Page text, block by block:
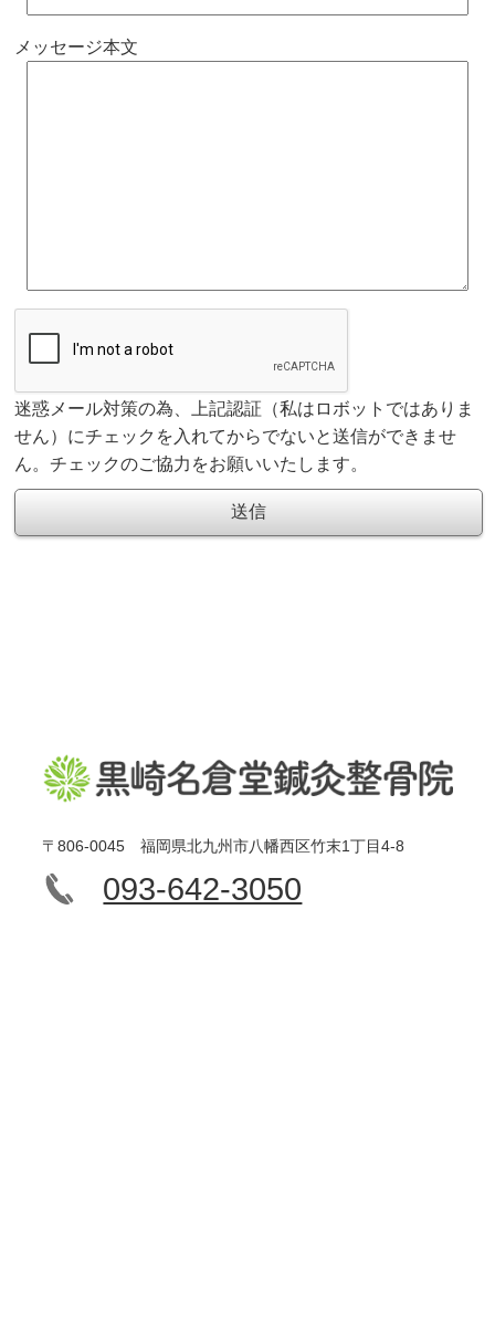
メッセージ本文
迷惑メール対策の為、上記認証（私はロボットではありま
せん）にチェックを入れてからでないと送信ができませ
ん。チェックのご協力をお願いいたします。
〒806-0045 福岡県北九州市八幡西区竹末1丁目4-8
093-642-3050